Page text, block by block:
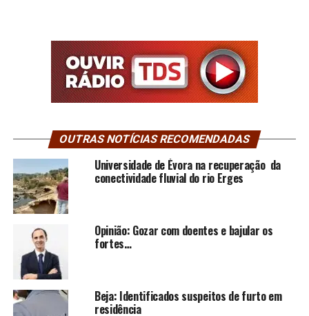
OUTRAS NOTÍCIAS RECOMENDADAS
Universidade de Évora na recuperação da
conectividade fluvial do rio Erges
Opinião: Gozar com doentes e bajular os
fortes…
Beja: Identificados suspeitos de furto em
residência